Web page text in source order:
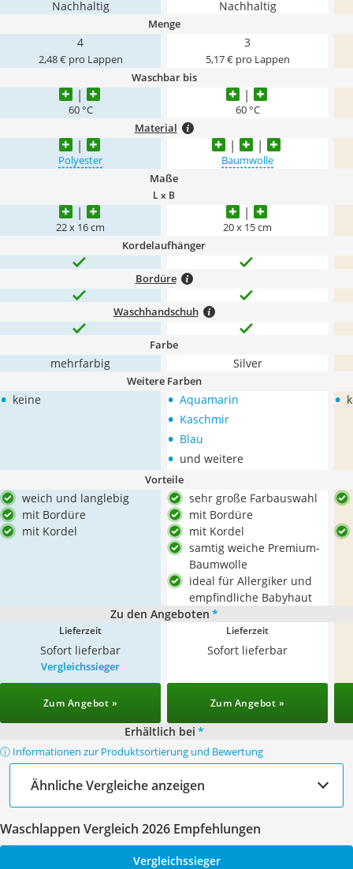
Nachhaltig Nachhaltig
Menge
4
2,48 € pro Lappen
3
5,17 € pro Lappen
Waschbar bis
60 °C 60 °C
Material
Polyester Baumwolle
Maße
L x B
22 x 16 cm 20 x 15 cm
Kordelaufhänger
Bordüre
Waschhandschuh
Farbe
mehrfarbig Silver
Weitere Farben
• keine • Aquamarin
• Kaschmir
• Blau
• und weitere
•
Vorteile
weich und langlebig
mit Bordüre
mit Kordel
sehr große Farbauswahl
mit Bordüre
mit Kordel
samtig weiche Premium-
Baumwolle
ideal für Allergiker und
empfindliche Babyhaut
Zu den Angeboten *
Lieferzeit
Sofort lieferbar
Lieferzeit
Sofort lieferbar
Vergleichssieger
Zum Angebot » Zum Angebot »
Erhältlich bei *
ⓘ Informationen zur Produktsortierung und Bewertung
Ähnliche Vergleiche anzeigen
Waschlappen Vergleich 2026 Empfehlungen
Vergleichssieger